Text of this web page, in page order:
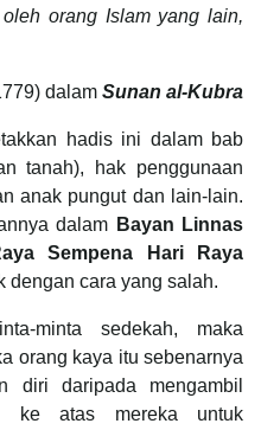
orang Islam yang lain,
dalam Sunan al-Kubra
hadis ini dalam bab
tanah), hak penggunaan
anak pungut dan lain-lain.
dalam Bayan Linnas
Sempena Hari Raya
dengan cara yang salah.
minta sedekah, maka
orang kaya itu sebenarnya
diri daripada mengambil
ke atas mereka untuk